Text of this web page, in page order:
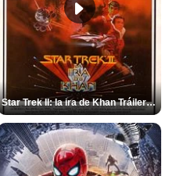
Star Trek II: la ira de Khan Tráiler VO